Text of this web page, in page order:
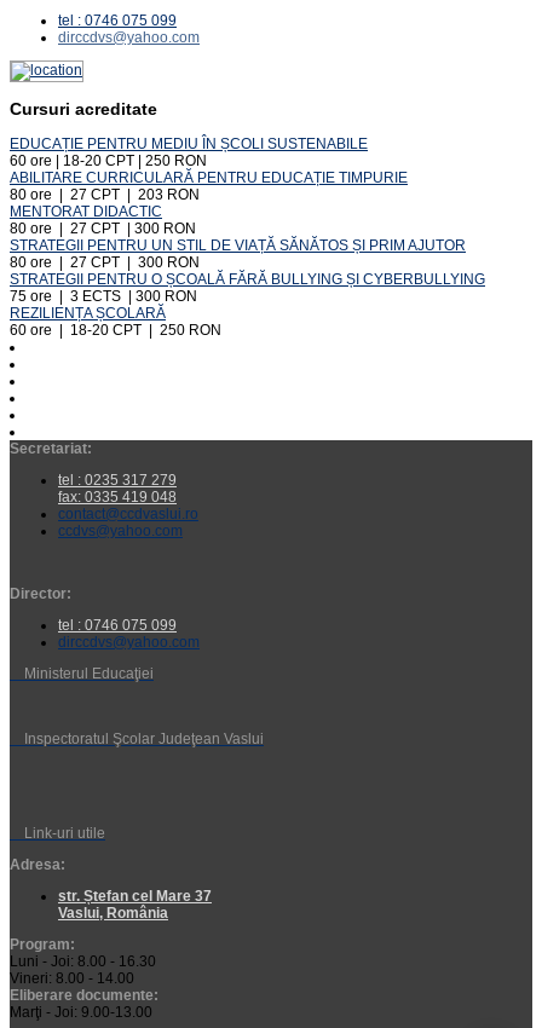
tel : 0746 075 099
dirccdvs@yahoo.com
Cursuri acreditate
EDUCAȚIE PENTRU MEDIU ÎN ȘCOLI SUSTENABILE
60 ore | 18-20 CPT | 250 RON
ABILITARE CURRICULARĂ PENTRU EDUCAȚIE TIMPURIE
80 ore | 27 CPT | 203 RON
MENTORAT DIDACTIC
80 ore | 27 CPT | 300 RON
STRATEGII PENTRU UN STIL DE VIAȚĂ SĂNĂTOS ȘI PRIM AJUTOR
80 ore | 27 CPT | 300 RON
STRATEGII PENTRU O ȘCOALĂ FĂRĂ BULLYING ȘI CYBERBULLYING
75 ore | 3 ECTS | 300 RON
REZILIENȚA ȘCOLARĂ
60 ore | 18-20 CPT | 250 RON
Secretariat:
tel : 0235 317 279
fax: 0335 419 048
contact@ccdvaslui.ro
ccdvs@yahoo.com
Director:
tel : 0746 075 099
dirccdvs@yahoo.com
Ministerul Educaţiei
Inspectoratul Şcolar Judeţean Vaslui
Link-uri utile
Adresa:
str. Ștefan cel Mare 37
Vaslui, România
Program:
Luni - Joi: 8.00 - 16.30
Vineri: 8.00 - 14.00
Eliberare documente:
Marţi - Joi: 9.00-13.00